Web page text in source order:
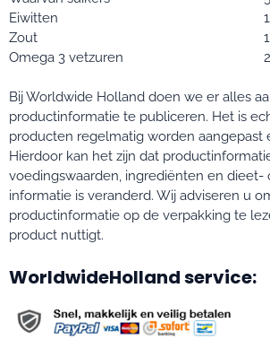
Eiwitten
Zout
Omega 3 vetzuren
Bij Worldwide Holland doen we er alles
productinformatie te publiceren. Het is
producten regelmatig worden aangepast
Hierdoor kan het zijn dat
voedingswaarden, ingrediënten en dieet-
informatie is veranderd. Wij adviseren u
productinformatie op de verpakking te
product nuttigt.
WorldwideHolland service: